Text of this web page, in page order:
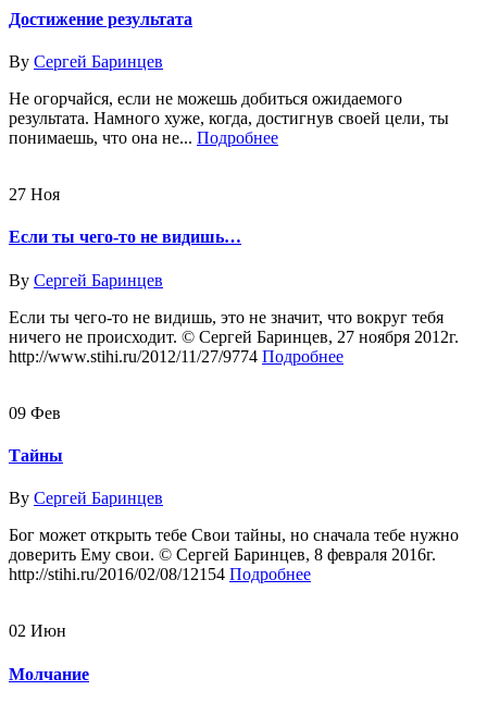
Достижение результата
By Сергей Баринцев
Не огорчайся, если не можешь добиться ожидаемого
результата. Намного хуже, когда, достигнув своей цели, ты
понимаешь, что она не... Подробнее
27 Ноя
Если ты чего-то не видишь…
By Сергей Баринцев
Если ты чего-то не видишь, это не значит, что вокруг тебя
ничего не происходит. © Сергей Баринцев, 27 ноября 2012г.
http://www.stihi.ru/2012/11/27/9774 Подробнее
09 Фев
Тайны
By Сергей Баринцев
Бог может открыть тебе Свои тайны, но сначала тебе нужно
доверить Ему свои. © Сергей Баринцев, 8 февраля 2016г.
http://stihi.ru/2016/02/08/12154 Подробнее
02 Июн
Молчание